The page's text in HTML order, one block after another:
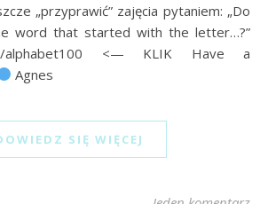
„przyprawić” zajęcia pytaniem: „Do
word that started with the letter…?”
alphabet100 <— KLIK Have a
Agnes
SIĘ WIĘCEJ